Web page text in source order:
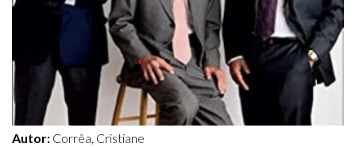
Autor: Corrêa, Cristiane